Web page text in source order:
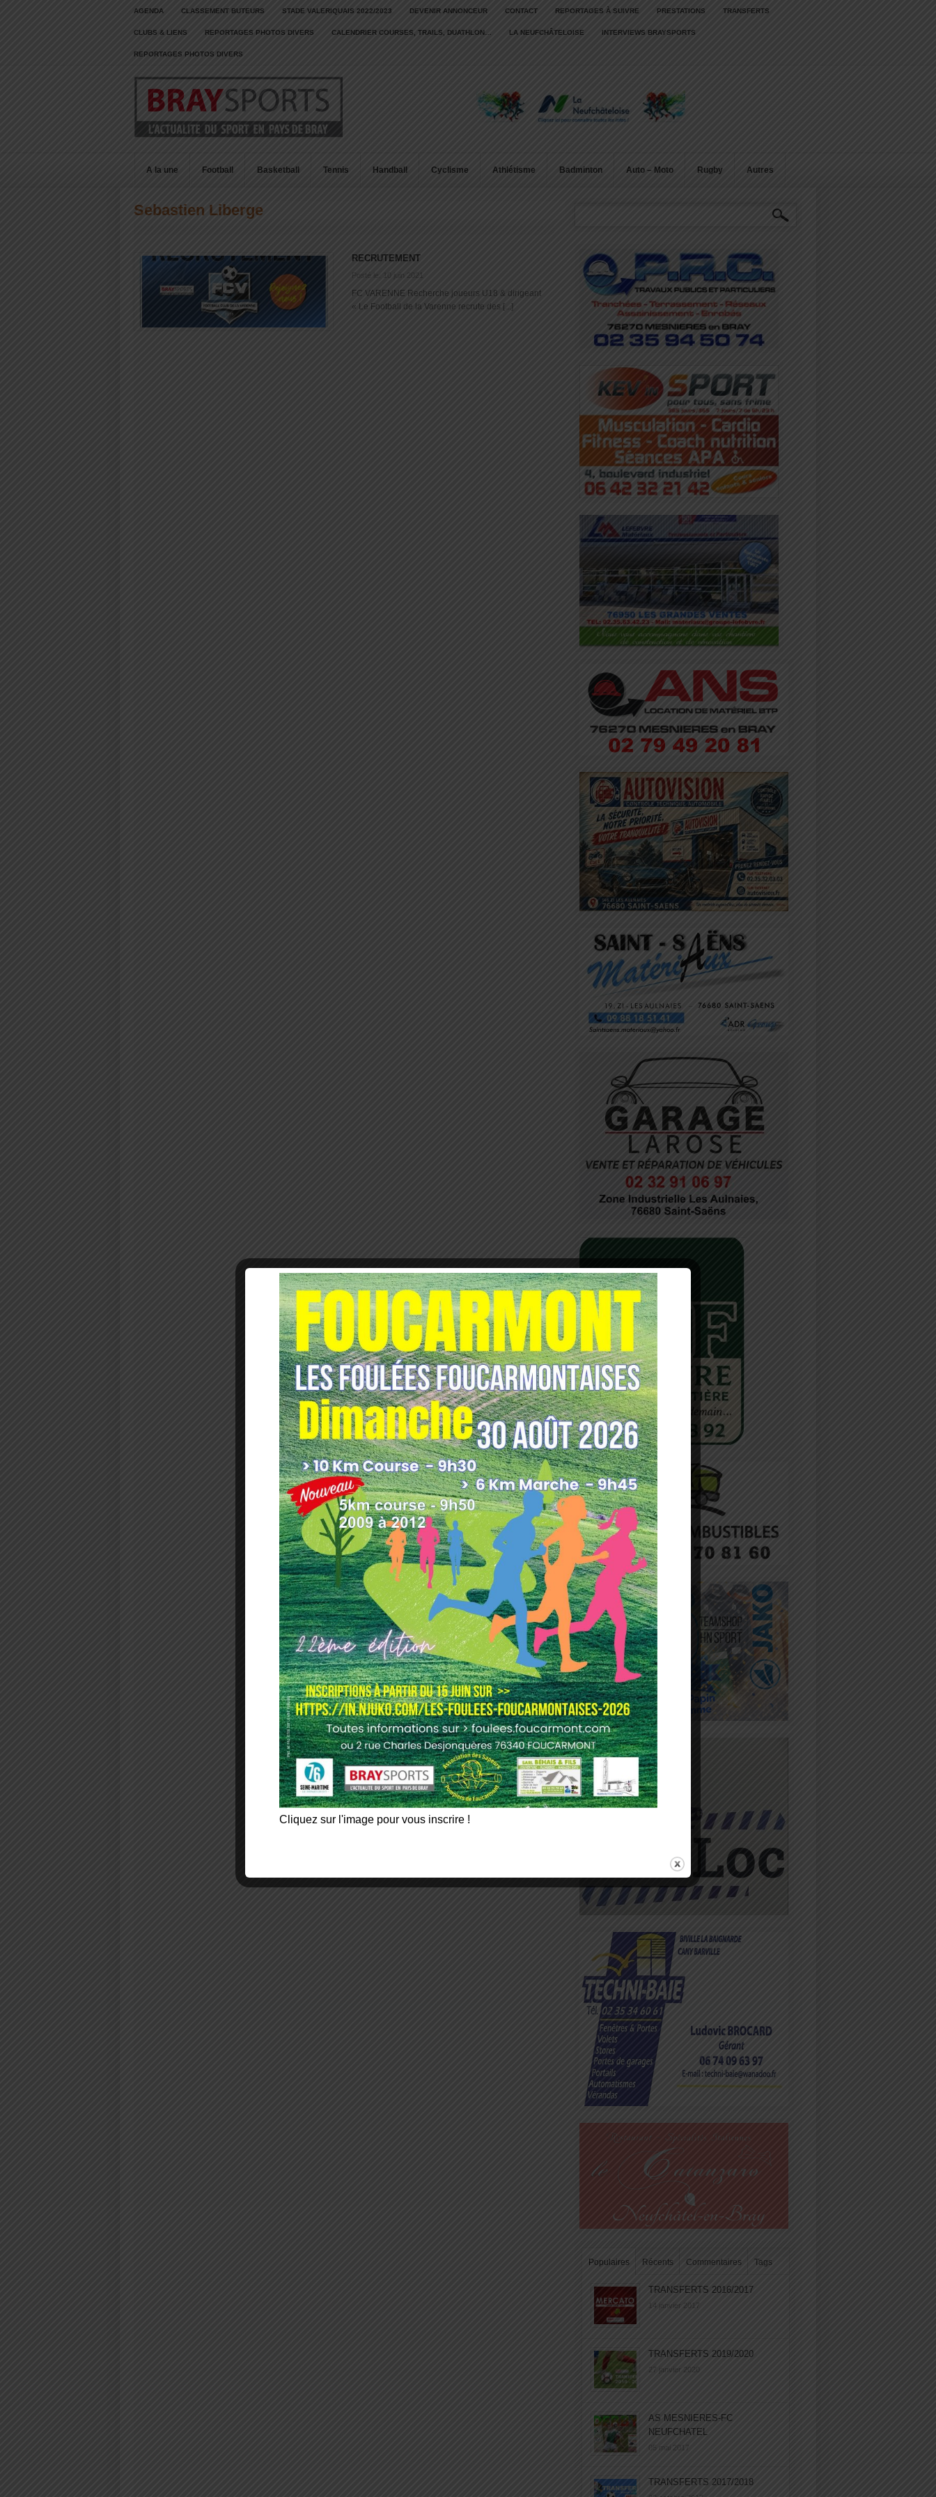
AGENDA CLASSEMENT BUTEURS STADE VALERIQUAIS 2022/2023 DEVENIR ANNONCEUR CONTACT REPORTAGES À SUIVRE PRESTATIONS TRANSFERTS
CLUBS & LIENS REPORTAGES PHOTOS DIVERS CALENDRIER COURSES, TRAILS, DUATHLON… LA NEUFCHÂTELOISE INTERVIEWS BRAYSPORTS
REPORTAGES PHOTOS DIVERS
A la une Football Basketball Tennis Handball Cyclisme Athlétisme Badminton Auto – Moto Rugby Autres
Sebastien Liberge
RECRUTEMENT
Posté le: 10 juin 2021
FC VARENNE Recherche joueurs U18 & dirigeant
« Le Football de la Varenne recrute des [...]
Populaires Récents Commentaires Tags
TRANSFERTS 2016/2017
14 janvier 2017
TRANSFERTS 2019/2020
27 janvier 2020
AS MESNIERES-FC
NEUFCHATEL
05 mai 2017
TRANSFERTS 2017/2018
Cliquez sur l'image pour vous inscrire !